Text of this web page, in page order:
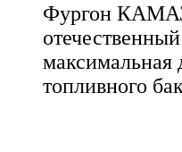
Фургон КАМАЗ
максимальная
топливного